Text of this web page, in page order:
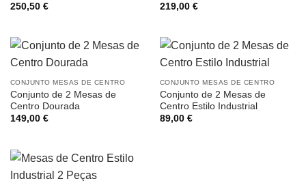
250,50 €
219,00 €
CONJUNTO MESAS DE CENTRO
Conjunto de 2 Mesas de
Centro Dourada
149,00 €
CONJUNTO MESAS DE CENTRO
Conjunto de 2 Mesas de
Centro Estilo Industrial
89,00 €